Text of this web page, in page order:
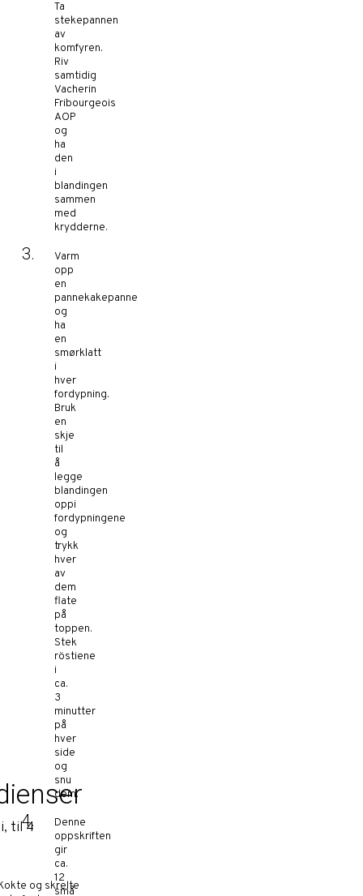
til 4
og skrelte
Ta
stekepannen
av
komfyren.
Riv
samtidig
Vacherin
Fribourgeois
AOP
og
ha
den
i
blandingen
sammen
med
krydderne.
Varm
opp
en
pannekakepanne
og
ha
en
smørklatt
i
hver
fordypning.
Bruk
en
skje
til
å
legge
blandingen
oppi
fordypningene
og
trykk
hver
av
dem
flate
på
toppen.
Stek
röstiene
i
ca.
3
minutter
på
hver
side
og
snu
dem.
Denne
oppskriften
gir
ca.
12
små